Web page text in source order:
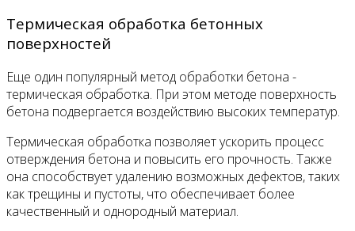
Термическая обработка бетонных
поверхностей
Еще один популярный метод обработки бетона -
термическая обработка. При этом методе поверхность
бетона подвергается воздействию высоких температур.
Термическая обработка позволяет ускорить процесс
отверждения бетона и повысить его прочность. Также
она способствует удалению возможных дефектов, таких
как трещины и пустоты, что обеспечивает более
качественный и однородный материал.